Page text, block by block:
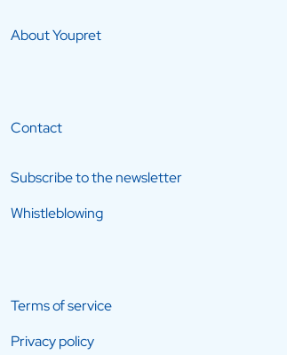
About Youpret
Contact
Subscribe to the newsletter
Whistleblowing
Terms of service
Privacy policy